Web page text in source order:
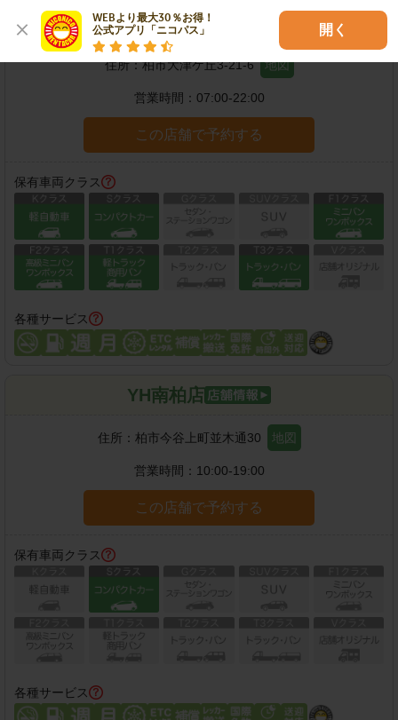
WEBより最大30％お得！
公式アプリ「ニコパス」
開く
柏沼南店
住所：柏市大津ケ丘3-21-6 地図
営業時間： 07:00-22:00
この店舗で予約する
保有車両クラス
各種サービス
YH南柏店
住所： 柏市今谷上町並木通30 地図
営業時間： 10:00-19:00
この店舗で予約する
保有車両クラス
各種サービス